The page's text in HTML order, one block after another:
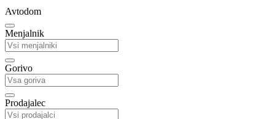
Avtodom
Menjalnik
Gorivo
Prodajalec